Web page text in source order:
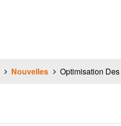
Nouvelles Optimisation